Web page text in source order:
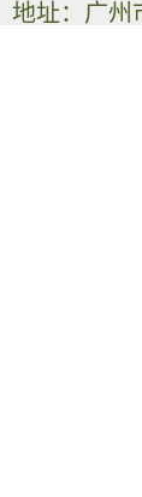
地址：广州